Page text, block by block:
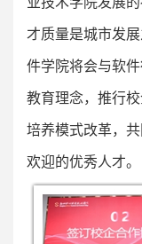
才质量是城市发
件学院将会与软
教育理念，推行
培养模式改革，
欢迎的优秀人才。